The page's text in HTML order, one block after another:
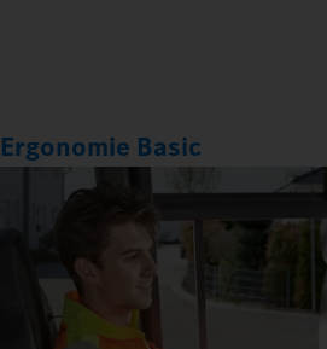
Ergonomie Basic